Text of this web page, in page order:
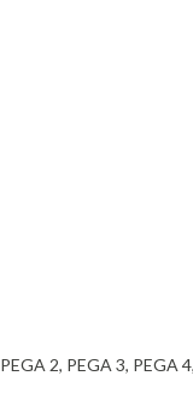
PEGA 2 PEGA 3 PEGA 4